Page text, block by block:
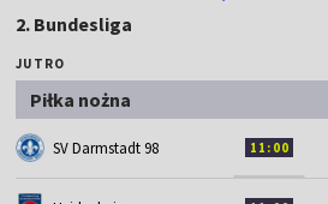
2. Bundesliga
JUTRO
Piłka nożna
SV Darmstadt 98 11:00